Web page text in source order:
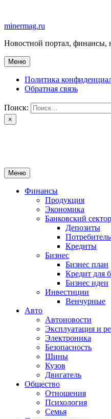
содержимому
minermag.ru
Новостной портал, финансы,
Меню
Политика
Обратная связь
Поиск:
×
Меню
Финансы
Продукция
Экономика
Банковский сектор
Депозиты
Кредиты
Бизнес
Бизнес план
Кредит для
Бизнес идеи
Инвестиции
Венчурные
Авто
Автоновости
Эксплуатация и
Электроника
Безопасность
Шины
Кузов
Двигатель
Общество
Отношения
Психология
Семья